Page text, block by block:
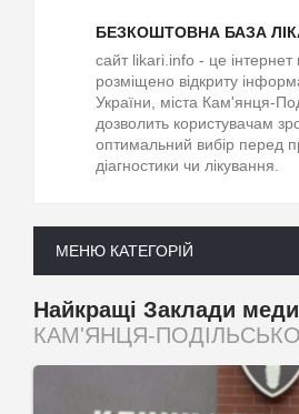
БЕЗКОШТОВНА БАЗА
cайт likari.info - це
розміщено відкриту
України, міста Кам'янця-
дозволить користувачам
оптимальний вибір перед
діагностики чи лікування.
МЕНЮ КАТЕГОРІЙ
Найкращі Заклади
КАМ'ЯНЦЯ-